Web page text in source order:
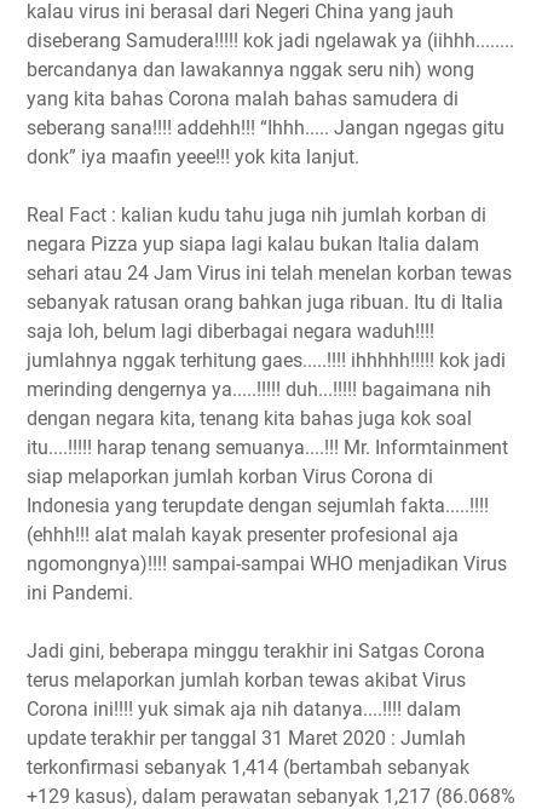
kalau virus ini berasal dari Negeri China yang jauh
diseberang Samudera!!!!! kok jadi ngelawak ya (iihhh........
bercandanya dan lawakannya nggak seru nih) wong
yang kita bahas Corona malah bahas samudera di
seberang sana!!!! addehh!!! “Ihhh..... Jangan ngegas gitu
donk” iya maafin yeee!!! yok kita lanjut.
Real Fact : kalian kudu tahu juga nih jumlah korban di
negara Pizza yup siapa lagi kalau bukan Italia dalam
sehari atau 24 Jam Virus ini telah menelan korban tewas
sebanyak ratusan orang bahkan juga ribuan. Itu di Italia
saja loh, belum lagi diberbagai negara waduh!!!!
jumlahnya nggak terhitung gaes.....!!!! ihhhhh!!!!! kok jadi
merinding dengernya ya.....!!!!! duh...!!!!! bagaimana nih
dengan negara kita, tenang kita bahas juga kok soal
itu....!!!!! harap tenang semuanya....!!! Mr. Informtainment
siap melaporkan jumlah korban Virus Corona di
Indonesia yang terupdate dengan sejumlah fakta.....!!!!
(ehhh!!! alat malah kayak presenter profesional aja
ngomongnya)!!!! sampai-sampai WHO menjadikan Virus
ini Pandemi.
Jadi gini, beberapa minggu terakhir ini Satgas Corona
terus melaporkan jumlah korban tewas akibat Virus
Corona ini!!!! yuk simak aja nih datanya....!!!! dalam
update terakhir per tanggal 31 Maret 2020 : Jumlah
terkonfirmasi sebanyak 1,414 (bertambah sebanyak
+129 kasus), dalam perawatan sebanyak 1,217 (86.068%